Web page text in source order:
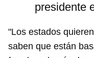
presidente
"Los estados
saben que están